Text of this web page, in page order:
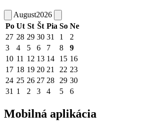
August2026
Po Ut St Št Pia So Ne
27 28 29 30 31 1
2
3
4 5 6 7 8
9
10 11 12 13 14 15 16
17 18 19 20 21 22 23
24 25 26 27 28 29 30
31 1 2 3 4 5 6
Mobilná aplikácia